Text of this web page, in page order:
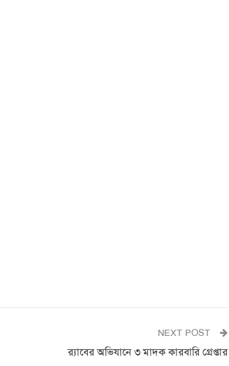
NEXT POST
র‌্যাবের অভিযানে ৩ মাদক কারবারি গ্রেপ্তার